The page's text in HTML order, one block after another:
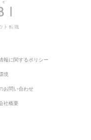
職・求人情報一覧
ト転職
報に関するポリシー
境
お問い合わせ
社概要